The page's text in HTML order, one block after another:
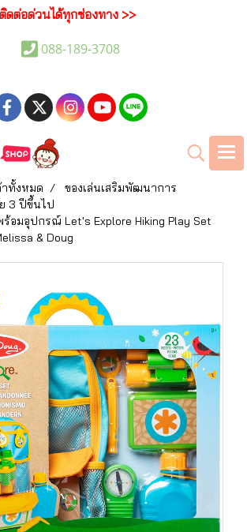
ติดต่อด่วนได้ทุกช่องทาง >>
088-189-3708
ทั้งหมด
ของเล่นเสริมพัฒนาการ
3 ปีขึ้นไป
ร้อมอุปกรณ์ Let's Explore Hiking Play Set
& Doug